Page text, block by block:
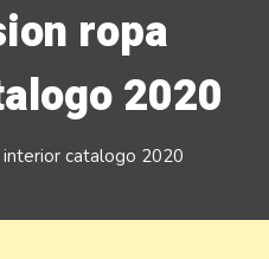
ropa
2020
interior catalogo 2020